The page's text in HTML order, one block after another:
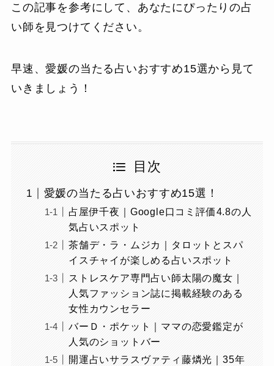
この記事を参考にして、あなたにぴったりの占
い師を見つけてください。
早速、愛媛の当たる占いおすすめ15選から見て
いきましょう！
目次
愛媛の当たる占いおすすめ15選！
占屋伊千夜｜Google口コミ評価4.8の人
気占いスポット
茶舗デ・ラ・ムジカ｜タロットとスパ
イスチャイが楽しめる占いスポット
ストレスケア専門占い師太陽の魔女｜
人気ファッション誌に掲載経験のある
女性カウンセラー
バーＤ・ポケット｜ママの恋愛鑑定が
人気のショットバー
開運占いサラスヴァティ藤燐光｜35年